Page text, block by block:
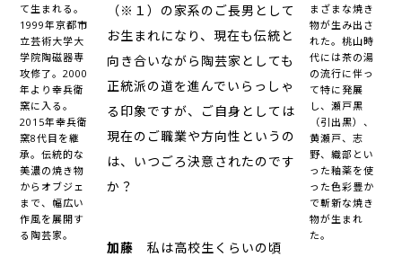
て生まれる。
1999年京都市
立芸術大学大
学院陶磁器専
攻修了。2000
年より幸兵衛
窯に入る。
2015年幸兵衛
窯8代目を継
承。伝統的な
美濃の焼き物
からオブジェ
まで、幅広い
作風を展開す
る陶芸家。
（※１）の家系のご長男として
お生まれになり、現在も伝統と
向き合いながら陶芸家としても
正統派の道を進んでいらっしゃ
る印象ですが、ご自身としては
現在のご職業や方向性というの
は、いつごろ決意されたのです
か？
加藤 私は高校生くらいの頃
まざまな焼き
物が生み出さ
れた。桃山時
代には茶の湯
の流行に伴っ
て特に発展
し、瀬戸黒
（引出黒）、
黄瀬戸、志
野、織部とい
った釉薬を使
った色彩豊か
で斬新な焼き
物が生まれ
た。